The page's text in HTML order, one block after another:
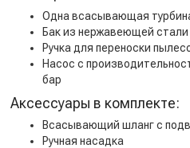
Одна всасывающая
Бак из нержавеющей стали
Ручка для переноски
Насос с
бар
Аксессуары в комплекте:
Всасывающий шланг с
Ручная насадка